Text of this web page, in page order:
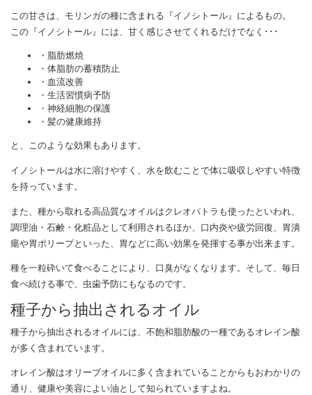
この甘さは、モリンガの種に含まれる『イノシトール』によるもの。
この『イノシトール』には、甘く感じさせてくれるだけでなく･･･
・脂肪燃焼
・体脂肪の蓄積防止
・血流改善
・生活習慣病予防
・神経細胞の保護
・髪の健康維持
と、このような効果もあります。
イノシトールは水に溶けやすく、水を飲むことで体に吸収しやすい特徴
を持っています。
また、種から取れる高品質なオイルはクレオパトラも使ったといわれ、
調理油・石鹸・化粧品として利用されるほか、口内炎や疲労回復、胃潰
瘍や胃ポリープといった、胃などに高い効果を発揮する事が出来ます。
種を一粒砕いて食べることにより、口臭がなくなります。そして、毎日
食べ続ける事で、虫歯予防にもなるのです。
種子から抽出されるオイル
種子から抽出されるオイルには、不飽和脂肪酸の一種であるオレイン酸
が多く含まれています。
オレイン酸はオリーブオイルに多く含まれていることからもおわかりの
通り、健康や美容によい油として知られていますよね。